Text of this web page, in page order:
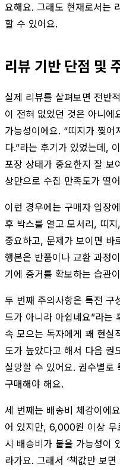
요해요. 그래도 현재로서는
할 수 있어요.
리뷰 기반 단점 및
실제 리뷰를 살펴보면 전반
이 전혀 없었던 것은 아니에
가능성이에요. “띠지가 찢
다.”라는 후기가 있었는데,
포장 상태가 중요한지 잘 보
상만으로 수집 만족도가 떨
이런 경우에는 구매자 입장
후 박스를 열고 모서리, 띠
중요하고, 문제가 보이면 바
행본은 반품이나 교환 과정
기에 증거를 확보하는 습관
두 번째 주의사항은 특전 구
드가 아니라 아쉽네요”라는
속 모으는 독자에게 꽤 현실
도가 높았다고 해서 다음 권
실망할 수 있어요. 권수별로
구매해야 해요.
세 번째는 배송비 체감이에
어 있지만, 6,000원 이상 무
시 배송비가 붙을 가능성이
라가요. 그래서 ‘책값만 보